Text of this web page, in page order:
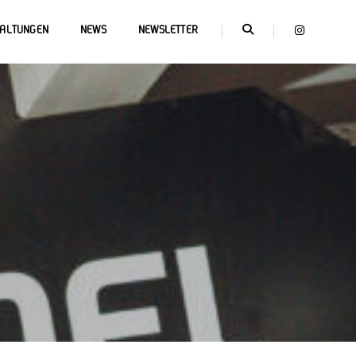
NEWS NEWSLETTER